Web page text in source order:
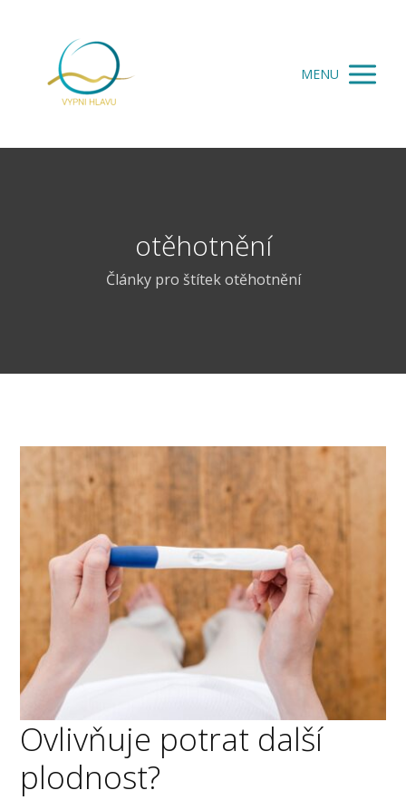
MENU
otěhotnění
Články pro štítek otěhotnění
Ovlivňuje potrat další
plodnost?